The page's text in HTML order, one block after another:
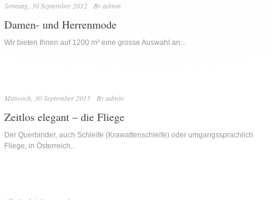
Sonntag, 30 September 2012 Byadmin
Damen- und Herrenmode
Wir bieten Ihnen auf 1200 m² eine grosse Auswahl an...
Mittwoch, 30 September 2015 Byadmin
Zeitlos elegant – die Fliege
Der Querbinder, auch Schleife (Krawattenschleife) oder umgangssprachlich
Fliege, in Österreich...